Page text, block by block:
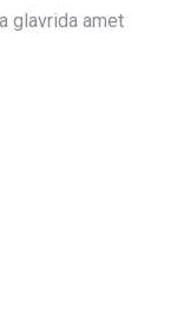
glavrida amet